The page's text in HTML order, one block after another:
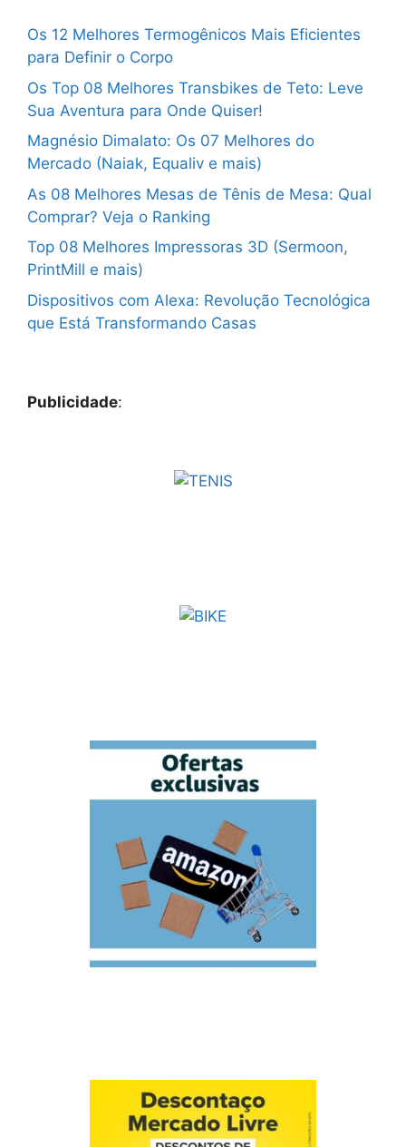
Os 12 Melhores Termogênicos Mais Eficientes
para Definir o Corpo
Os Top 08 Melhores Transbikes de Teto: Leve
Sua Aventura para Onde Quiser!
Magnésio Dimalato: Os 07 Melhores do
Mercado (Naiak, Equaliv e mais)
As 08 Melhores Mesas de Tênis de Mesa: Qual
Comprar? Veja o Ranking
Top 08 Melhores Impressoras 3D (Sermoon,
PrintMill e mais)
Dispositivos com Alexa: Revolução Tecnológica
que Está Transformando Casas
Publicidade: